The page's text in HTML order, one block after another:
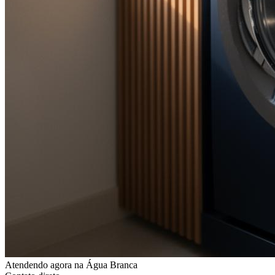
Atendendo agora na Água Branca